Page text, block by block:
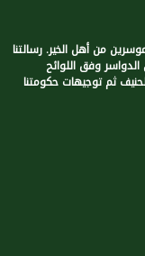
من أهل الخير. رسالتنا
وفق اللوائح
ثم توجيهات حكومتنا